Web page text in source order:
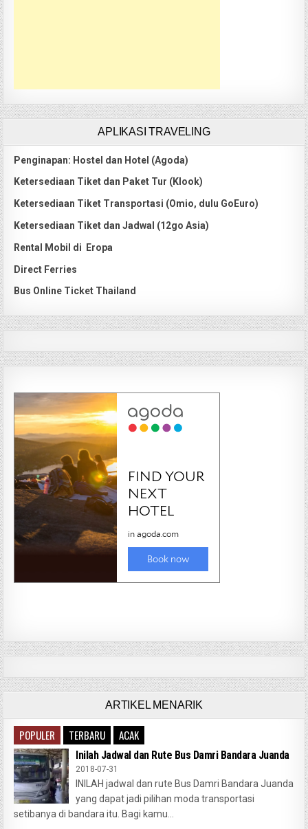
APLIKASI TRAVELING
Penginapan: Hostel dan Hotel (Agoda)
Ketersediaan Tiket dan Paket Tur (Klook)
Ketersediaan Tiket Transportasi (Omio, dulu GoEuro)
Ketersediaan Tiket dan Jadwal (12go Asia)
Rental Mobil di Eropa
Direct Ferries
Bus Online Ticket Thailand
ARTIKEL MENARIK
POPULER TERBARU ACAK
Inilah Jadwal dan Rute Bus Damri Bandara Juanda
2018-07-31
INILAH jadwal dan rute Bus Damri Bandara Juanda
yang dapat jadi pilihan moda transportasi
setibanya di bandara itu. Bagi kamu...